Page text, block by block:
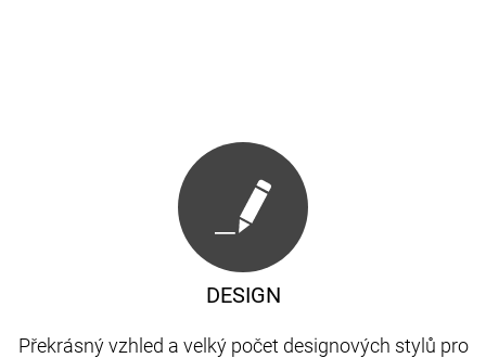
DESIGN
Překrásný vzhled a velký počet designových stylů pro